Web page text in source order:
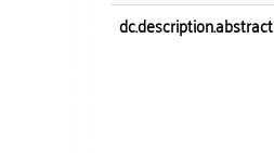
dc.description.abstract